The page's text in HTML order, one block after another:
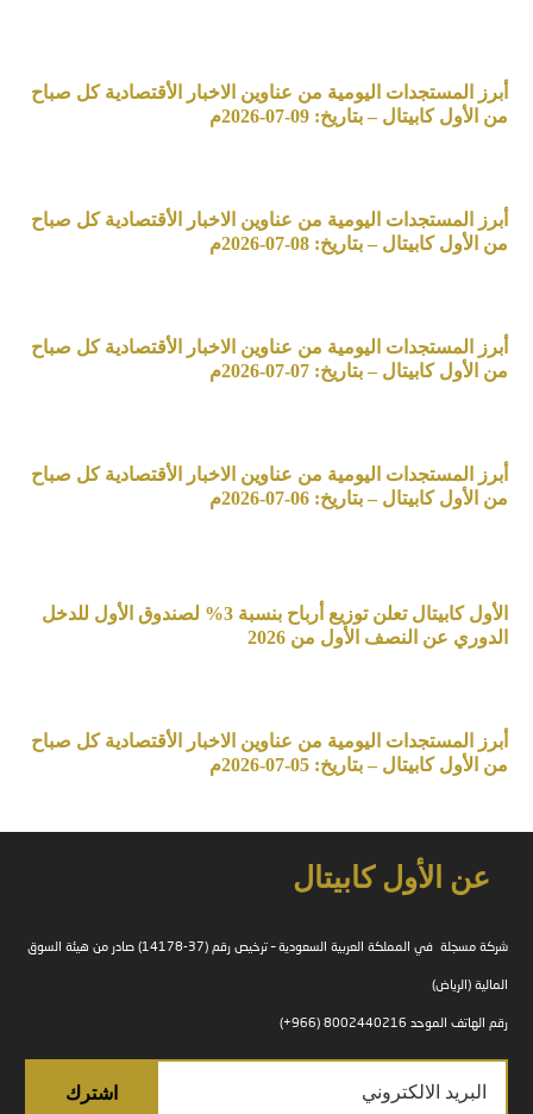
أبرز المستجدات اليومية من عناوين الاخبار الأقتصادية كل صباح
من الأول كابيتال – بتاريخ: 09-07-2026م
أبرز المستجدات اليومية من عناوين الاخبار الأقتصادية كل صباح
من الأول كابيتال – بتاريخ: 08-07-2026م
أبرز المستجدات اليومية من عناوين الاخبار الأقتصادية كل صباح
من الأول كابيتال – بتاريخ: 07-07-2026م
أبرز المستجدات اليومية من عناوين الاخبار الأقتصادية كل صباح
من الأول كابيتال – بتاريخ: 06-07-2026م
الأول كابيتال تعلن توزيع أرباح بنسبة 3% لصندوق الأول للدخل
الدوري عن النصف الأول من 2026
أبرز المستجدات اليومية من عناوين الاخبار الأقتصادية كل صباح
من الأول كابيتال – بتاريخ: 05-07-2026م
عن الأول كابيتال
شركة مسجلة في المملكة العربية السعودية – ترخيص رقم (37-14178) صادر من هيئة السوق
المالية (الرياض)
رقم الهاتف الموحد 8002440216 (966+)